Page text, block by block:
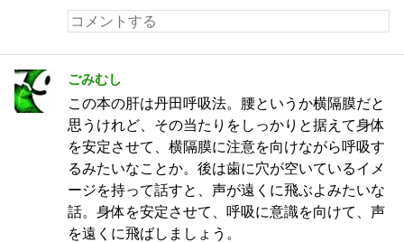
ごみむし
この本の肝は丹田呼吸法。腰というか横隔膜だと
思うけれど、その当たりをしっかりと据えて身体
を安定させて、横隔膜に注意を向けながら呼吸す
るみたいなことか。後は歯に穴が空いているイメ
ージを持って話すと、声が遠くに飛ぶよみたいな
話。身体を安定させて、呼吸に意識を向けて、声
を遠くに飛ばしましょう。